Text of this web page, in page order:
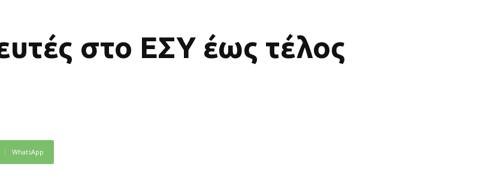
στο ΕΣΥ έως τέλος
WhatsApp